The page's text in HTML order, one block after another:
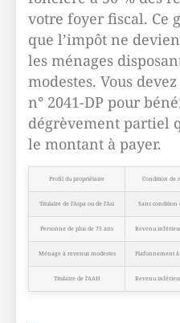
votre foyer fiscal. Ce
que l’impôt ne
les ménages
modestes. Vous
n° 2041-DP pour
dégrèvement partiel
le montant à payer.
Profil du propriétaire Condition de
Titulaire de l’Aspa ou de l’Asi Sans condition
Personne de plus de 75 ans Revenu
Ménage à revenus modestes Plafonnement à
Titulaire de l’AAH Revenu